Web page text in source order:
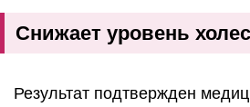
Снижает уровень
Результат подтвержден